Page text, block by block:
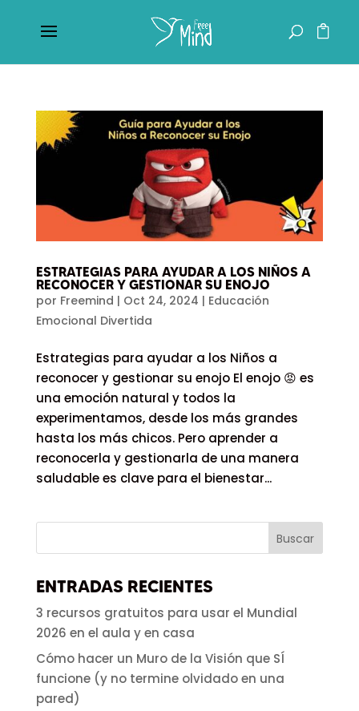
ESTRATEGIAS PARA AYUDAR A LOS NIÑOS A
RECONOCER Y GESTIONAR SU ENOJO
por Freemind | Oct 24, 2024 | Educación
Emocional Divertida
Estrategias para ayudar a los Niños a
reconocer y gestionar su enojo El enojo 😡 es
una emoción natural y todos la
experimentamos, desde los más grandes
hasta los más chicos. Pero aprender a
reconocerla y gestionarla de una manera
saludable es clave para el bienestar...
ENTRADAS RECIENTES
3 recursos gratuitos para usar el Mundial
2026 en el aula y en casa
Cómo hacer un Muro de la Visión que SÍ
funcione (y no termine olvidado en una
pared)